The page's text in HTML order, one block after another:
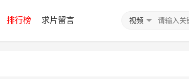
排行榜 求片留言 视频